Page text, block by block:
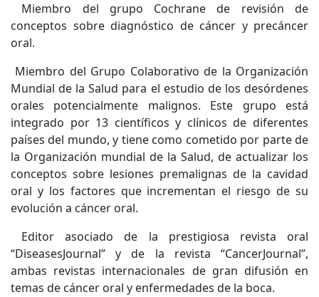
Miembro del grupo Cochrane de revisión de
conceptos sobre diagnóstico de cáncer y precáncer
oral.
Miembro del Grupo Colaborativo de la Organización
Mundial de la Salud para el estudio de los desórdenes
orales potencialmente malignos. Este grupo está
integrado por 13 científicos y clínicos de diferentes
países del mundo, y tiene como cometido por parte de
la Organización mundial de la Salud, de actualizar los
conceptos sobre lesiones premalignas de la cavidad
oral y los factores que incrementan el riesgo de su
evolución a cáncer oral.
Editor asociado de la prestigiosa revista oral
“DiseasesJournal” y de la revista “CancerJournal”,
ambas revistas internacionales de gran difusión en
temas de cáncer oral y enfermedades de la boca.